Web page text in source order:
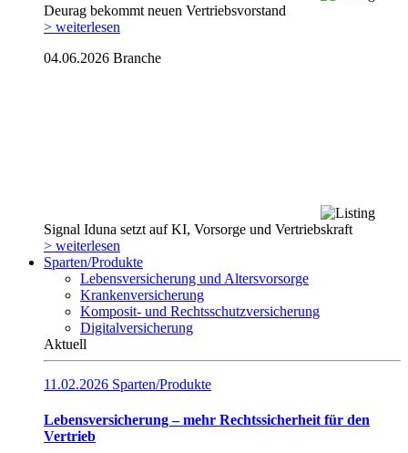
Deurag bekommt neuen Vertriebsvorstand
> weiterlesen
04.06.2026 Branche
Signal Iduna setzt auf KI, Vorsorge und Vertriebskraft
> weiterlesen
Sparten/Produkte
Lebensversicherung und Altersvorsorge
Krankenversicherung
Komposit- und Rechtsschutzversicherung
Digitalversicherung
Aktuell
11.02.2026 Sparten/Produkte
Lebensversicherung – mehr Rechtssicherheit für den
Vertrieb